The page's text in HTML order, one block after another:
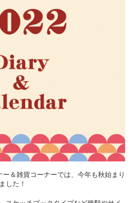
＆雑貨コーナーでは、今年も秋始まり
した！